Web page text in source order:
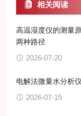
相关阅读
高温湿度仪的测量
两种路径
2026-07-20
电解法微量水分析
2026-07-15